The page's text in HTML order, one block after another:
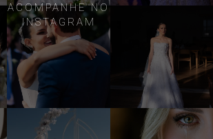
ACOMPANHE NO
INSTAGRAM